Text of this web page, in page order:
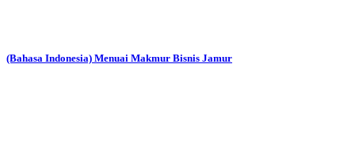
(Bahasa Indonesia) Menuai Makmur Bisnis Jamur